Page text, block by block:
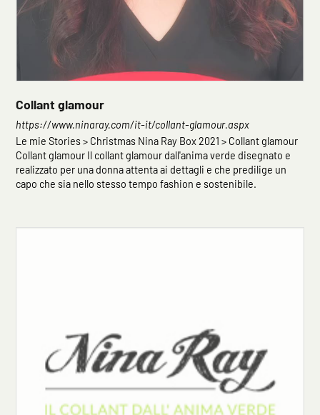
Collant glamour
https://www.ninaray.com/it-it/collant-glamour.aspx
Le mie Stories > Christmas Nina Ray Box 2021 > Collant glamour
Collant glamour Il collant glamour dall'anima verde disegnato e
realizzato per una donna attenta ai dettagli e che predilige un
capo che sia nello stesso tempo fashion e sostenibile.
Clicca qui per iniziare la consulenza